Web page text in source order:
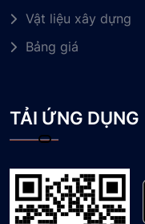
Vật liệu xây dựng
Bảng giá
TẢI ỨNG DỤNG